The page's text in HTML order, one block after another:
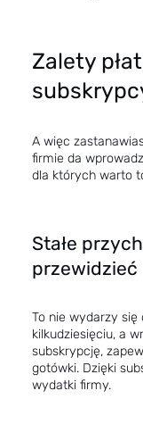
Zalety
A więc
firmie da
dla których warto
Stałe
przewidzieć
To nie wydarzy się
kilkudziesięciu, a
subskrypcję,
gotówki. Dzięki
wydatki firmy.